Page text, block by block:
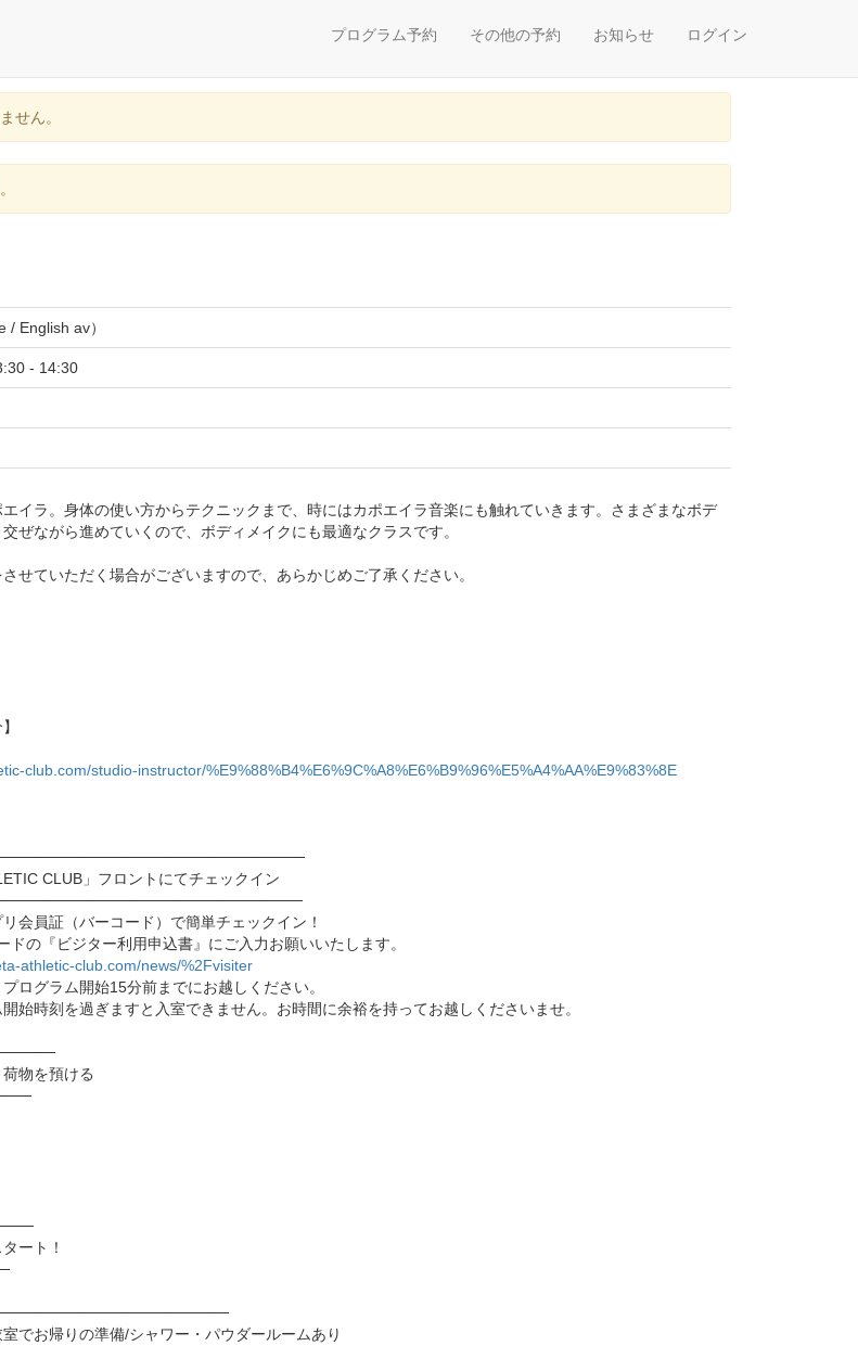
プログラム予約 その他の予約 お知らせ ログイン
せん。
/ English av）
- 14:30
イラ。身体の使い方からテクニックまで、時にはカポエイラ音楽にも触れていきます。さまざまなボデ
ぜながら進めていくので、ボディメイクにも最適なクラスです。
せていただく場合がございますので、あらかじめご了承ください。
club.com/studio-instructor/%E9%88%B4%E6%9C%A8%E6%B9%96%E5%A4%AA%E9%83%8E
CLUB」フロントにてチェックイン
会員証（バーコード）で簡単チェックイン！
ドの『ビジター利用申込書』にご入力お願いいたします。
athletic-club.com/news/%2Fvisiter
ログラム開始15分前までにお越しください。
始時刻を過ぎますと入室できません。お時間に余裕を持ってお越しくださいませ。
物を預ける
ート！
でお帰りの準備/シャワー・パウダールームあり